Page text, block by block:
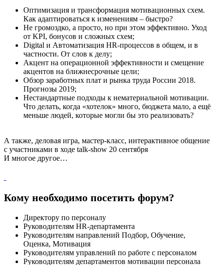
Оптимизация и трансформация мотивационных схем.
Как адаптироваться к изменениям – быстро?
Не громоздко, а просто, но при этом эффективно. Уход
от KPI, бонусов и сложных схем;
Digital и Автоматизация HR-процессов в общем, и в
частности. От слов к делу;
Акцент на операционной эффективности и смещение
акцентов на ближнесрочные цели;
Обзор заработных плат и рынка труда России 2018.
Прогнозы 2019;
Нестандартные подходы к нематериальной мотивации.
Что делать, когда «хотелок» много, бюджета мало, а ещё
меньше людей, которые могли бы это реализовать?
А также, деловая игра, мастер-класс, интерактивное общение
с участниками в ходе talk-show 20 сентября
И многое другое…
Кому необходимо посетить форум?
Директору по персоналу
Руководителям HR-департамента
Руководителям направлений Подбор, Обучение,
Оценка, Мотивация
Руководителям управлений по работе с персоналом
Руководителям департаментов мотивации персонала